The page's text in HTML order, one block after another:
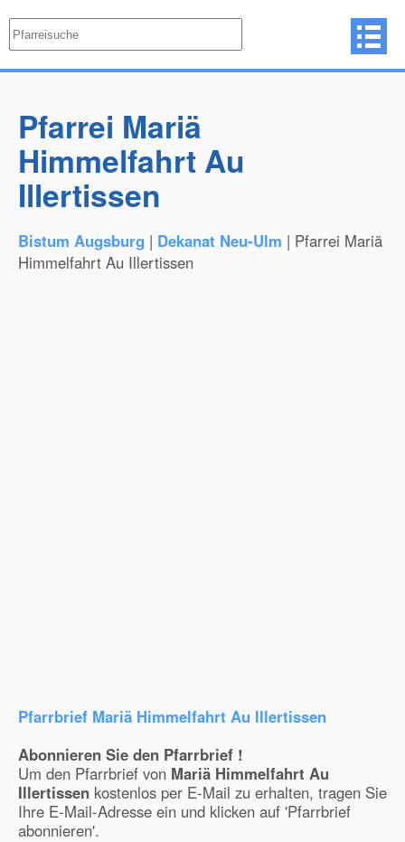
Pfarrei Mariä
Himmelfahrt Au
Illertissen
Bistum Augsburg | Dekanat Neu-Ulm | Pfarrei Mariä
Himmelfahrt Au Illertissen
Pfarrbrief Mariä Himmelfahrt Au Illertissen
Abonnieren Sie den Pfarrbrief !
Um den Pfarrbrief von Mariä Himmelfahrt Au
Illertissen kostenlos per E-Mail zu erhalten, tragen Sie
Ihre E-Mail-Adresse ein und klicken auf 'Pfarrbrief
abonnieren'.